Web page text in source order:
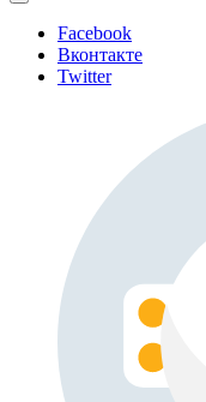
Facebook
Вконтакте
Twitter